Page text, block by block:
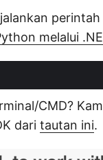
melalui
CMD?
dari tautan ini.